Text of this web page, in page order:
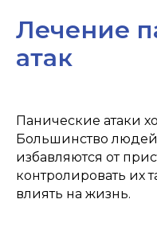
Лечение
атак
Панические атаки
Большинство
избавляются от
контролировать их
влиять на жизнь.